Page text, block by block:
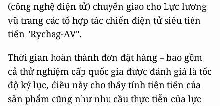
(công nghệ điện tử) chuyển giao cho Lực lượng
vũ trang các tổ hợp tác chiến điện tử siêu tiên
tiến "Rychag-AV".
Thời gian hoàn thành đơn đặt hàng – bao gồm
cả thử nghiệm cấp quốc gia được đánh giá là tốc
độ kỷ lục, điều này cho thấy tính tiên tiến của
sản phẩm cũng như nhu cầu thực tiễn của lực